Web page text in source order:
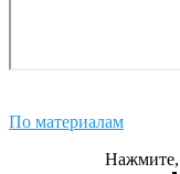
По материалам
Нажмите,